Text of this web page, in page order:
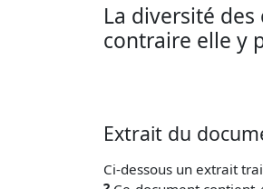
La diversité
contraire elle y
Extrait du
Ci-dessous un extrait